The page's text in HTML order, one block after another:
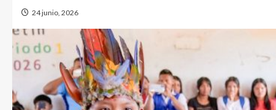
24 junio, 2026